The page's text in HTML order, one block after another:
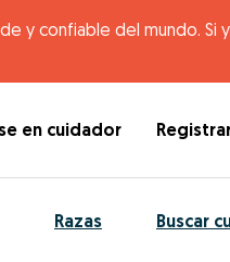
y confiable del mundo. Si
en cuidador
Razas Buscar